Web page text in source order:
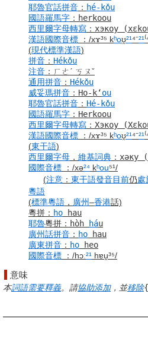
耶魯官話拼音 ： hé-kǒu
國語羅馬字 ： herkoou
西里爾字母轉寫 ： хэкоу
漢語國際音標 ： /xɤ³⁵ kʰoʊ̯²¹⁴⁻²¹
(現代標準漢語)
拼音 ： Hékǒu
注音 ： ㄏㄜˊ ㄎㄡˇ
通用拼音 ： Hékǒu
威妥瑪拼音 ： Ho-kʻou
耶魯官話拼音 ： Hé-kǒu
國語羅馬字 ： Herkoou
西里爾字母轉寫 ： Хэкоу
漢語國際音標 ： /xɤ³⁵ kʰoʊ̯²¹⁴⁻²¹
(東干語)
西里爾字母 ， 維基詞典 ： хәку
國際音標
： /xə²⁴ kʰou⁵¹/
(注意 ： 東干語發音目前仍處
粵語
(標準粵語 ， 廣州–香港話)
粵拼 ： ho hau
耶魯粵拼 ： hòh háu
廣州話拼音 ： ho hau
廣東拼音 ： ho heo
國際音標
： /hɔː²¹ hɐu̯³⁵/
意味
本詞語需要釋義。請協助添加，並移除